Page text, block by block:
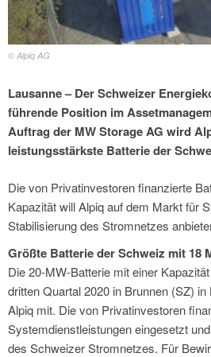
© Alpiq AG
Lausanne – Der Schweizer
führende Position im
Auftrag der MW Storage AG wird
leistungsstärkste Batterie der
Die von Privatinvestoren finanzierte
Kapazität will Alpiq auf dem Markt für
Stabilisierung des Stromnetzes
Größte Batterie der Schweiz mit 18
Die 20-MW-Batterie mit einer
dritten Quartal 2020 in Brunnen (SZ)
Alpiq mit. Die von Privatinvestoren
Systemdienstleistungen eingesetzt
des Schweizer Stromnetzes. Für